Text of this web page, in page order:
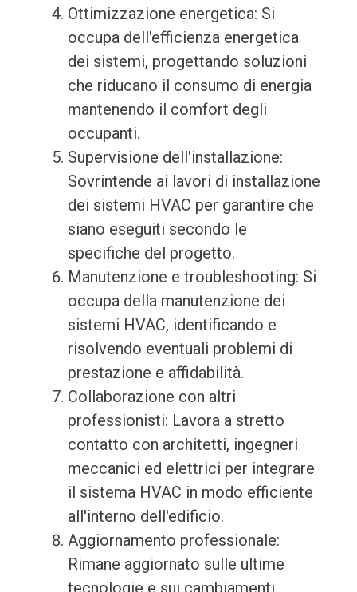
Ottimizzazione energetica: Si
occupa dell'efficienza energetica
dei sistemi, progettando soluzioni
che riducano il consumo di energia
mantenendo il comfort degli
occupanti.
Supervisione dell'installazione:
Sovrintende ai lavori di installazione
dei sistemi HVAC per garantire che
siano eseguiti secondo le
specifiche del progetto.
Manutenzione e troubleshooting: Si
occupa della manutenzione dei
sistemi HVAC, identificando e
risolvendo eventuali problemi di
prestazione e affidabilità.
Collaborazione con altri
professionisti: Lavora a stretto
contatto con architetti, ingegneri
meccanici ed elettrici per integrare
il sistema HVAC in modo efficiente
all'interno dell'edificio.
Aggiornamento professionale:
Rimane aggiornato sulle ultime
tecnologie e sui cambiamenti